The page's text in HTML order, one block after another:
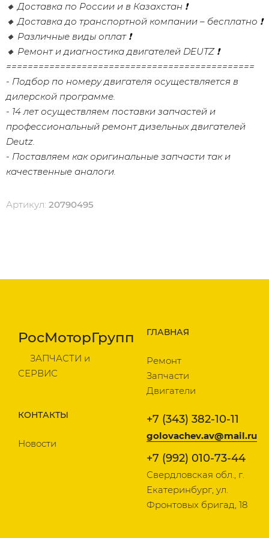
🔸 Доставка по России и в Казахстан ❗
🔸 Доставка до транспортной компании – бесплатно ❗
🔸 Различные виды оплат ❗
🔸 Ремонт и диагностика двигателей DEUTZ ❗
==============================================
- Подбор по номеру двигателя осуществляется в
дилерской программе.
- 14 лет осуществляем поставки запчастей и
профессиональный ремонт дизельных двигателей
Dеutz.
- Поставляем как оригинальные запчасти так и
качественные аналоги.
Артикул: 20790495
РосМоторГрупп
ЗАПЧАСТИ и
СЕРВИС
ГЛАВНАЯ
Ремонт
Запчасти
Двигатели
КОНТАКТЫ
Новости
+7 (343) 382-10-11
golovachev.av@mail.ru
+7 (992) 010-73-44
Свердловская обл., г.
Екатеринбург, ул.
Фронтовых бригад, 18